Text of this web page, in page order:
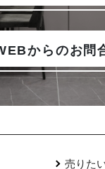
でのお問合せ
からのお問